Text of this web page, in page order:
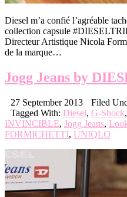
Diesel m’a confié l’agréable
collection capsule
Directeur Artistique Nicola
de la marque…
Jogg Jeans by
27 September 2013 Filed
Tagged With: Diesel, G-Shock,
INVINCIBLE, Jogg Jeans,
FORMICHETTI, UNIQLO